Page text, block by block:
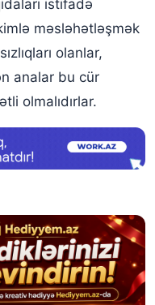
istifadə
məsləhətləşmək
olanlar,
analar bu cür
olmalıdırlar.